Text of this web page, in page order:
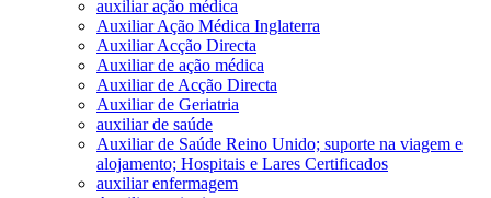
auxiliar ação médica
Auxiliar Ação Médica Inglaterra
Auxiliar Acção Directa
Auxiliar de ação médica
Auxiliar de Acção Directa
Auxiliar de Geriatria
auxiliar de saúde
Auxiliar de Saúde Reino Unido; suporte na viagem e
alojamento; Hospitais e Lares Certificados
auxiliar enfermagem